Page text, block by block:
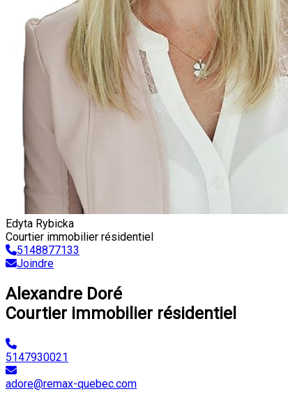
Edyta Rybicka
Courtier immobilier résidentiel
5148877133
Joindre
Alexandre Doré
Courtier immobilier résidentiel
5147930021
adore@remax-quebec.com